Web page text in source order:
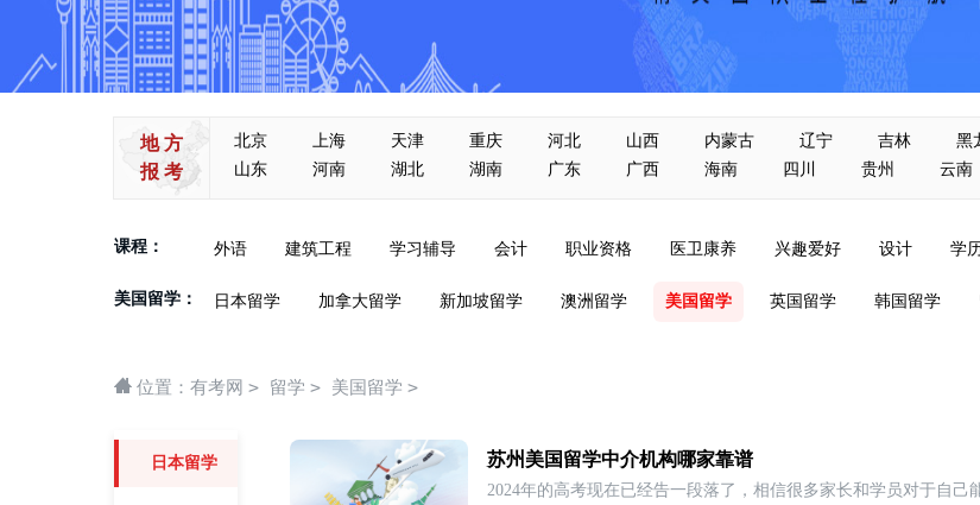
地 方
报 考
北京 上海 天津 重庆 河北 山西 内蒙古 辽宁 吉林 黑
山东
河南 湖北 湖南 广东 广西 海南 四川 贵州 云南
课程： 外语 建筑工程 学习辅导 会计 职业资格 医卫康养 兴趣爱好 设计 学
美国留学： 日本留学 加拿大留学 新加坡留学 澳洲留学 美国留学 英国留学 韩国留学
位置： 有考网 > 留学 > 美国留学 >
日本留学 苏州美国留学中介机构哪家靠谱
2024年的高考现在已经告一段落了，相信很多家长和学员对于自己